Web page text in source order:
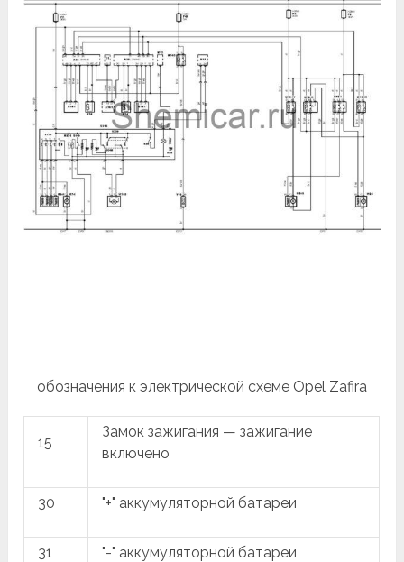
обозначения к электрической схеме Opel Zafira
15
Замок зажигания — зажигание
включено
30 "+" аккумуляторной батареи
31 "-" аккумуляторной батареи